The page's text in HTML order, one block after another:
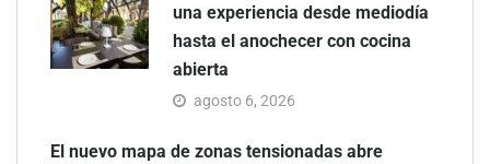
una experiencia desde mediodía
hasta el anochecer con cocina
abierta
agosto 6, 2026
El nuevo mapa de zonas tensionadas abre